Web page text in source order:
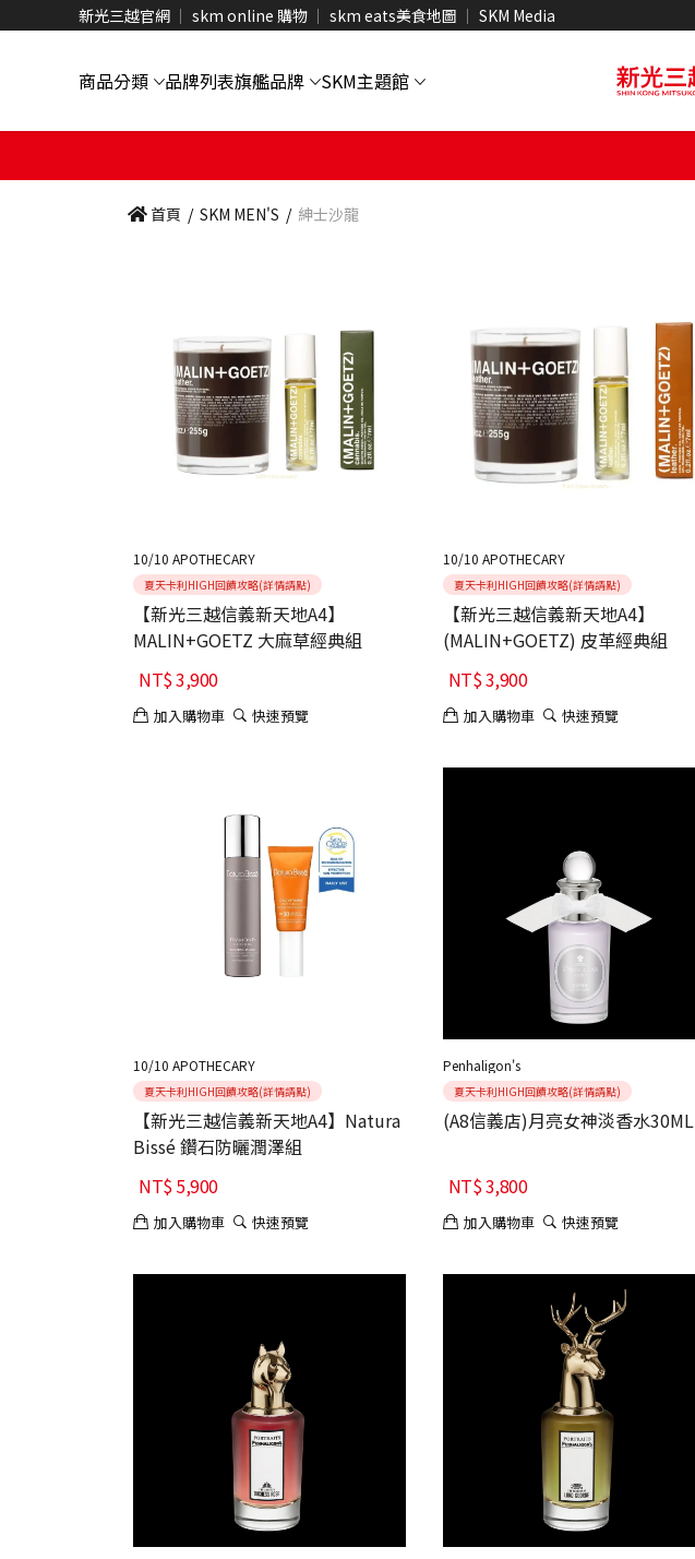
新光三越官網 skm online 購物 skm eats美食地圖 SKM Media
商品分類 品牌列表旗艦品牌 SKM主題館
首頁 / SKM MEN'S / 紳士沙龍
10/10 APOTHECARY
夏天卡利HIGH回饋攻略(詳情請點)
【新光三越信義新天地A4】
MALIN+GOETZ 大麻草經典組
NT$3,900
加入購物車 快速預覽
10/10 APOTHECARY
夏天卡利HIGH回饋攻略(詳情請點)
【新光三越信義新天地A4】
(MALIN+GOETZ) 皮革經典組
NT$3,900
加入購物車 快速預覽
10/10 APOTHECARY
夏天卡利HIGH回饋攻略(詳情請點)
【新光三越信義新天地A4】Natura
Bissé 鑽石防曬潤澤組
NT$5,900
加入購物車 快速預覽
Penhaligon's
夏天卡利HIGH回饋攻略(詳情請點)
(A8信義店)月亮女神淡香水30ML
NT$3,800
加入購物車 快速預覽